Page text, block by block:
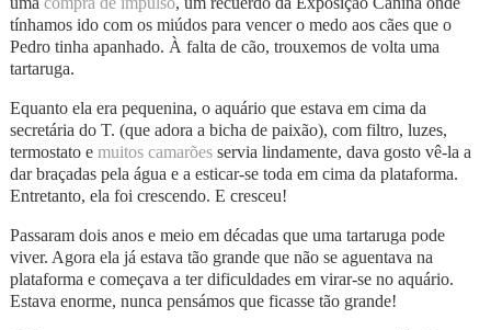
tínhamos ido com os miúdos para vencer o medo aos cães que o
Pedro tinha apanhado. À falta de cão, trouxemos de volta uma
tartaruga.
Equanto ela era pequenina, o aquário que estava em cima da
secretária do T. (que adora a bicha de paixão), com filtro, luzes,
termostato e muitos camarõesservia lindamente, dava gosto vê-la a
dar braçadas pela água e a esticar-se toda em cima da plataforma.
Entretanto, ela foi crescendo. E cresceu!
Passaram dois anos e meio em décadas que uma tartaruga pode
viver. Agora ela já estava tão grande que não se aguentava na
plataforma e começava a ter dificuldades em virar-se no aquário.
Estava enorme, nunca pensámos que ficasse tão grande!